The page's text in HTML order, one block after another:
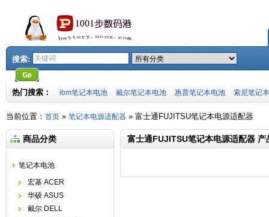
搜索:
热门搜索： ibm笔记本电池 戴尔笔记本电池 惠普笔记本电池 索尼笔记
当前位置： 首页 » 笔记本电源适配器 » 富士通FUJITSU笔记本电源适配器
商品分类
笔记本电池
宏基 ACER
华硕 ASUS
戴尔 DELL
富士通FUJITSU笔记本电源适配器 产